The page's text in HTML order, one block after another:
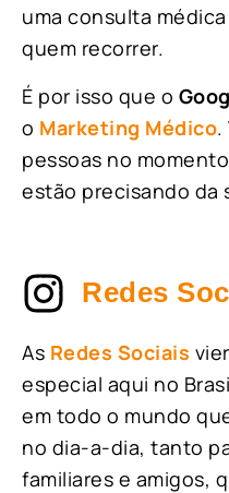
uma consulta
quem recorrer.
É por isso que o
o Marketing Médico.
pessoas no
estão precisando da
Redes
As Redes Sociais
especial aqui no
em todo o mundo
no dia-a-dia, tanto
familiares e amigos,